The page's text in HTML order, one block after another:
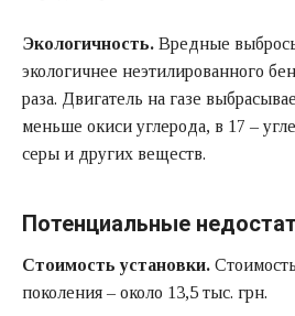
Экологичность. Вредные
экологичнее неэтилированного
раза. Двигатель на газе
меньше окиси углерода, в 17 –
серы и других веществ.
Потенциальные
Стоимость установки.
поколения – около 13,5 тыс. грн.